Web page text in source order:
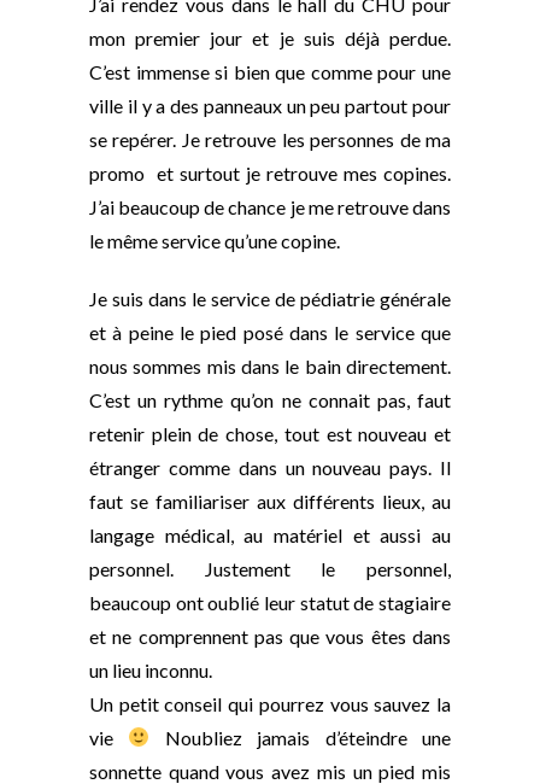
mon premier jour et je suis déjà perdue.
C’est immense si bien que comme pour une
ville il y a des panneaux un peu partout pour
se repérer. Je retrouve les personnes de ma
promo et surtout je retrouve mes copines.
J’ai beaucoup de chance je me retrouve dans
le même service qu’une copine.
Je suis dans le service de pédiatrie générale
et à peine le pied posé dans le service que
nous sommes mis dans le bain directement.
C’est un rythme qu’on ne connait pas, faut
retenir plein de chose, tout est nouveau et
étranger comme dans un nouveau pays. Il
faut se familiariser aux différents lieux, au
langage médical, au matériel et aussi au
personnel. Justement le personnel,
beaucoup ont oublié leur statut de stagiaire
et ne comprennent pas que vous êtes dans
un lieu inconnu.
Un petit conseil qui pourrez vous sauvez la
vie
Noubliez jamais d’éteindre une
sonnette quand vous avez mis un pied mis